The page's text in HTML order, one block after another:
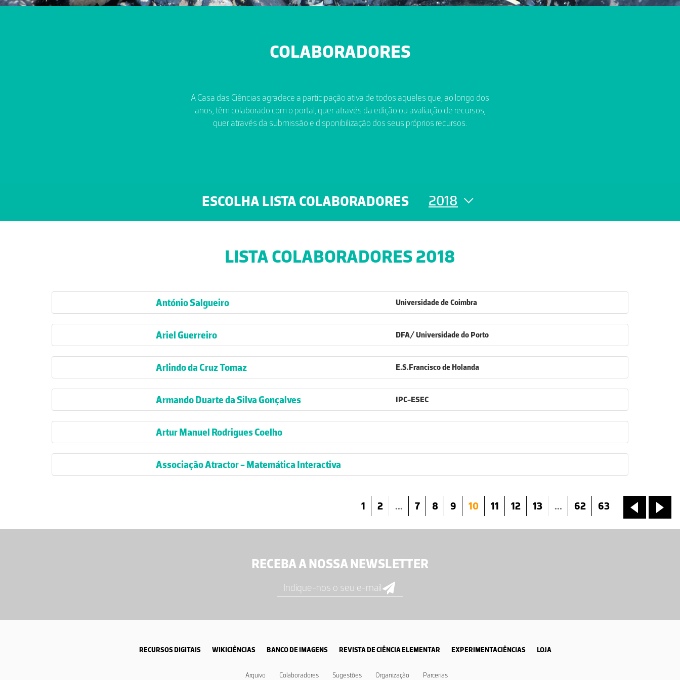
COLABORADORES
A Casa das Ciências agradece a participação ativa de todos aqueles que, ao longo dos
anos, têm colaborado com o portal, quer através da edição ou avaliação de recursos,
quer através da submissão e disponibilização dos seus próprios recursos.
ESCOLHA LISTA COLABORADORES 2018
LISTA COLABORADORES 2018
António Salgueiro Universidade de Coimbra
Ariel Guerreiro DFA/ Universidade do Porto
Arlindo da Cruz Tomaz E.S.Francisco de Holanda
Armando Duarte da Silva Gonçalves IPC-ESEC
Artur Manuel Rodrigues Coelho
Associação Atractor - Matemática Interactiva
«
1 2 ... 7 8 9 10 11 12 13 ... 62 63 »
RECEBA A NOSSA NEWSLETTER
RECURSOS DIGITAIS WIKICIÊNCIAS BANCO DE IMAGENS REVISTA DE CIÊNCIA ELEMENTAR EXPERIMENTACIÊNCIAS LOJA
Arquivo Colaboradores Sugestões Organização Parcerias